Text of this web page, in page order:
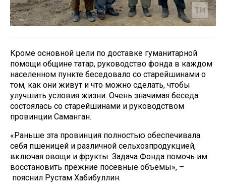
Кроме основной цели по доставке гуманитарной
помощи общине татар, руководство фонда в каждом
населенном пункте беседовало со старейшинами о
том, как они живут и что можно сделать, чтобы
улучшить условия жизни. Очень значимая беседа
состоялась со старейшинами и руководством
провинции Саманган.
«Раньше эта провинция полностью обеспечивала
себя пшеницей и различной сельхозпродукцией,
включая овощи и фрукты. Задача Фонда помочь им
восстановить прежние посевные объемы», –
пояснил Рустам Хабибуллин.